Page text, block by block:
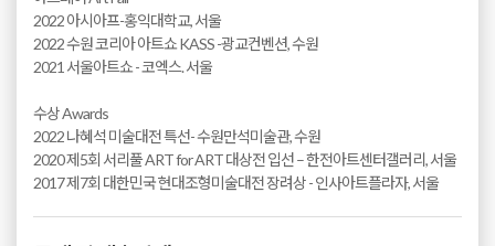
2022 아시아프-홍익대학교, 서울
2022 수원 코리아 아트쇼 KASS -광교컨벤션, 수원
2021 서울아트쇼 - 코엑스. 서울
수상 Awards
2022 나혜석 미술대전 특선- 수원만석미술관, 수원
2020 제5회 서리풀 ART for ART 대상전 입선 – 한전아트센터갤러리, 서울
2017 제7회 대한민국 현대조형미술대전 장려상 - 인사아트플라자, 서울